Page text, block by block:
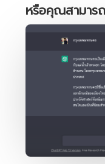
หรือคุณสามาร